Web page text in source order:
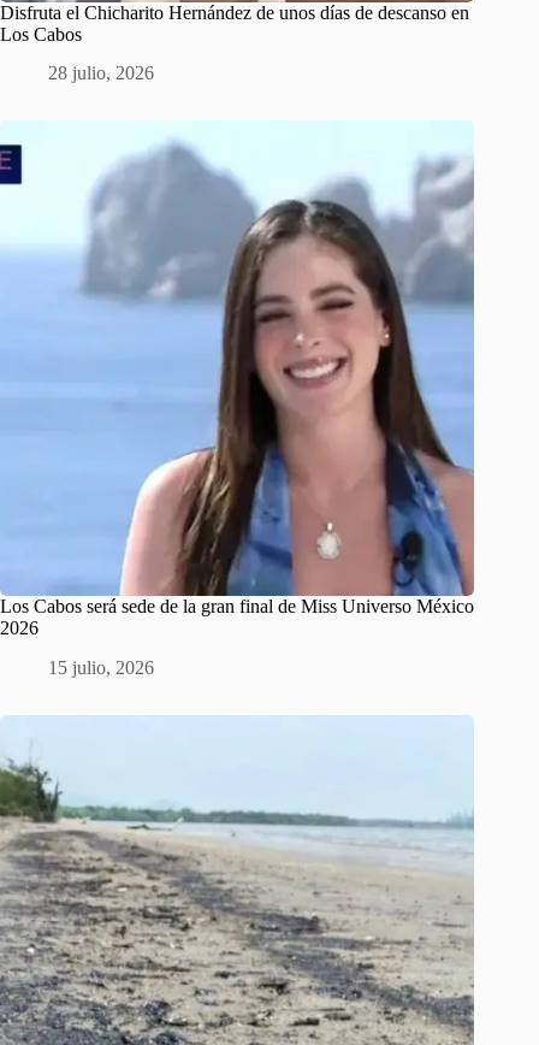
Disfruta el Chicharito Hernández de unos días de descanso en
Los Cabos
28 julio, 2026
Los Cabos será sede de la gran final de Miss Universo México
2026
15 julio, 2026